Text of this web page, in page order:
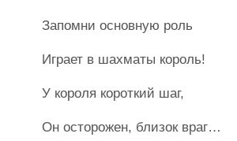
Запомни основную роль
Играет в шахматы король!
У короля короткий шаг,
Он осторожен, близок враг…